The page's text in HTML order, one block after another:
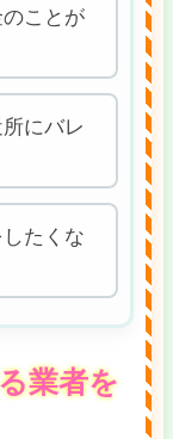
ことが
にバレ
たくな
業者を